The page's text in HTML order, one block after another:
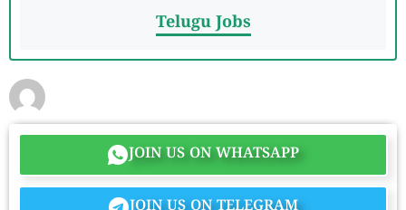
Telugu Jobs
JOIN US ON WHATSAPP